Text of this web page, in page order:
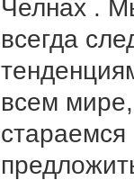
Челнах .
всегда
всем